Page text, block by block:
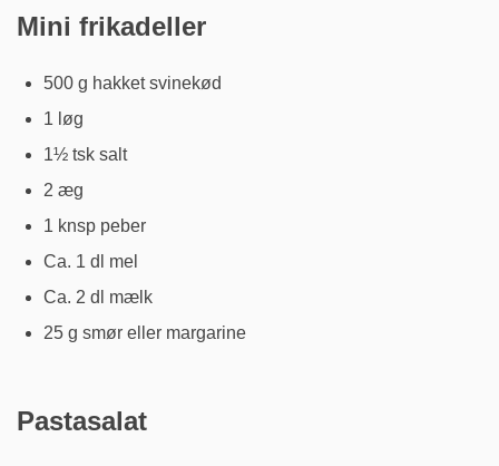
Mini frikadeller
500 g hakket svinekød
1 løg
1½ tsk salt
2 æg
1 knsp peber
Ca. 1 dl mel
Ca. 2 dl mælk
25 g smør eller margarine
Pastasalat